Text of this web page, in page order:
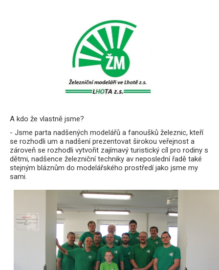
A kdo že vlastně jsme?
- Jsme parta nadšených modelářů a fanoušků železnic, kteří
se rozhodli um a nadšení prezentovat širokou veřejnost a
zároveň se rozhodli vytvořit zajímavý turistický cíl pro rodiny s
dětmi, nadšence železniční techniky av neposlední řadě také
stejným bláznům do modelářského prostředí jako jsme my
sami.